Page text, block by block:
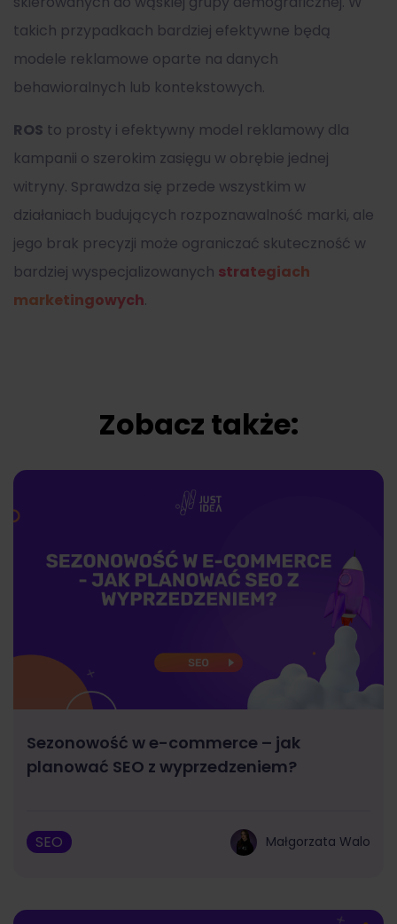
takich przypadkach bardziej efektywne będą
modele reklamowe oparte na danych
behawioralnych lub kontekstowych.
ROS to prosty i efektywny model reklamowy dla
kampanii o szerokim zasięgu w obrębie jednej
witryny. Sprawdza się przede wszystkim w
działaniach budujących rozpoznawalność marki, ale
jego brak precyzji może ograniczać skuteczność w
bardziej wyspecjalizowanych strategiach
marketingowych.
Zobacz także:
Sezonowość w e-commerce – jak
planować SEO z wyprzedzeniem?
SEO Małgorzata Walo